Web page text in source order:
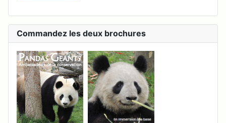
Commandez les deux brochures